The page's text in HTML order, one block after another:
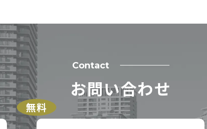
Contact
お問い合わせ
無料